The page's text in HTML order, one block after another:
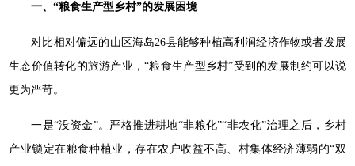
一、“粮食生产型乡村”的发展困境
对比相对偏远的山区海岛26县能够种植高利润经济作物或者发展
生态价值转化的旅游产业，“粮食生产型乡村”受到的发展制约可以说
更为严苛。
一是“没资金”。严格推进耕地“非粮化”“非农化”治理之后，乡村
产业锁定在粮食种植业，存在农户收益不高、村集体经济薄弱的“双